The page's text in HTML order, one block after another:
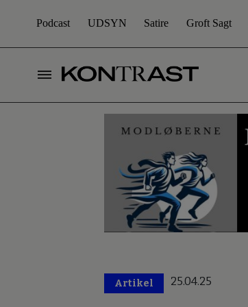
Podcast UDSYN Satire Groft Sagt
Artikel 25.04.25